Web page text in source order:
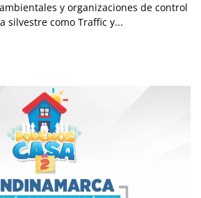
y organizaciones de control
silvestre como Traffic y...